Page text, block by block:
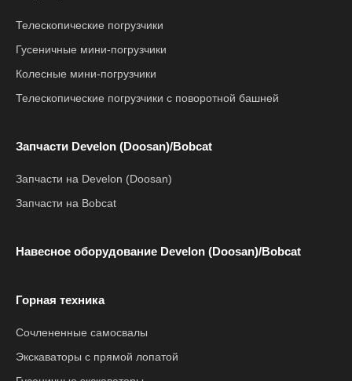
Телескопические погрузчики
Гусеничные мини-погрузчики
Колесные мини-погрузчики
Телескопические погрузчики с поворотной башней
Запчасти Develon (Doosan)/Bobcat
Запчасти на Develon (Doosan)
Запчасти на Bobcat
Навесное оборудование Develon (Doosan)/Bobcat
Горная техника
Сочлененные самосвалы
Экскаваторы с прямой лопатой